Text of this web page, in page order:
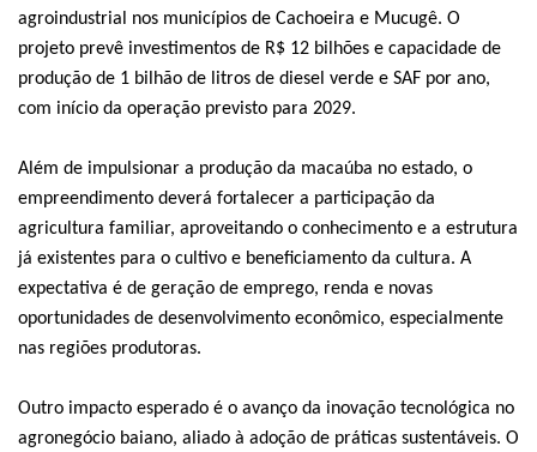
agroindustrial nos municípios de Cachoeira e Mucugê. O
projeto prevê investimentos de R$ 12 bilhões e capacidade de
produção de 1 bilhão de litros de diesel verde e SAF por ano,
com início da operação previsto para 2029.
Além de impulsionar a produção da macaúba no estado, o
empreendimento deverá fortalecer a participação da
agricultura familiar, aproveitando o conhecimento e a estrutura
já existentes para o cultivo e beneficiamento da cultura. A
expectativa é de geração de emprego, renda e novas
oportunidades de desenvolvimento econômico, especialmente
nas regiões produtoras.
Outro impacto esperado é o avanço da inovação tecnológica no
agronegócio baiano, aliado à adoção de práticas sustentáveis. O